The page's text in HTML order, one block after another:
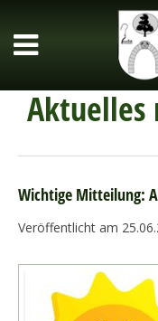
Aktuelles
Wichtige Mitteilung:
Veröffentlicht am